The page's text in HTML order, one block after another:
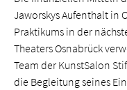
Jaworskys Aufenthalt in
Praktikums in der
Theaters Osnabrück
Team der KunstSalon
die Begleitung seines